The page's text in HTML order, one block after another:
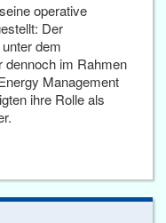
operative
Der
dem
dennoch im Rahmen
Management
ihre Rolle als